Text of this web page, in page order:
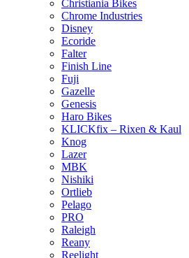
Christiania Bikes
Chrome Industries
Disney
Ecoride
Falter
Finish Line
Fuji
Gazelle
Genesis
Haro Bikes
KLICKfix – Rixen & Kaul
Knog
Lazer
MBK
Nishiki
Ortlieb
Pelago
PRO
Raleigh
Reany
Reelight